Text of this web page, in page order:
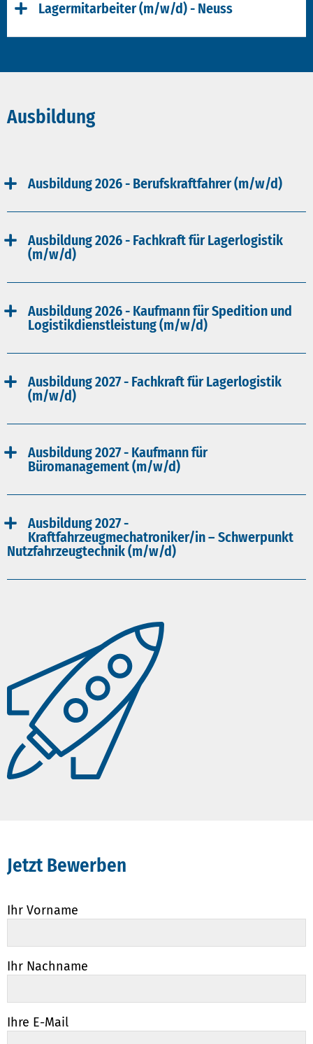
Lagermitarbeiter (m/w/d) - Neuss
Ausbildung
Ausbildung 2026 - Berufskraftfahrer (m/w/d)
Ausbildung 2026 - Fachkraft für Lagerlogistik
(m/w/d)
Ausbildung 2026 - Kaufmann für Spedition und
Logistikdienstleistung (m/w/d)
Ausbildung 2027 - Fachkraft für Lagerlogistik
(m/w/d)
Ausbildung 2027 - Kaufmann für
Büromanagement (m/w/d)
Ausbildung 2027 -
Kraftfahrzeugmechatroniker/in – Schwerpunkt
Nutzfahrzeugtechnik (m/w/d)
Jetzt Bewerben
Ihr Vorname
Ihr Nachname
Ihre E-Mail